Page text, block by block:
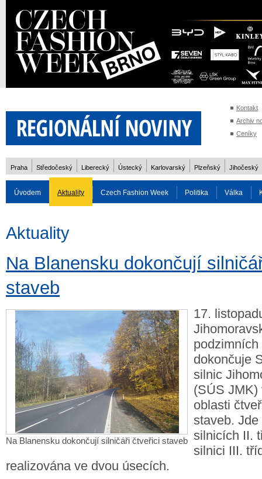
Kontakt
Archiv
Ceníky
Praha Středočeský Liberecký Ústecký Karlovarský Plzeňský Jihočeský
Úvodem Aktuality Czech Fashion Week Politika Válka
Aktuality
Na Blanensku dokončují
staveb
Na Blanensku dokončují silničáři čtveřici staveb
17.
dokončuje
silnic
(SÚS JMK)
oblasti
staveb.
silnicích II.
silnici III.
realizována ve dvou úsecích.